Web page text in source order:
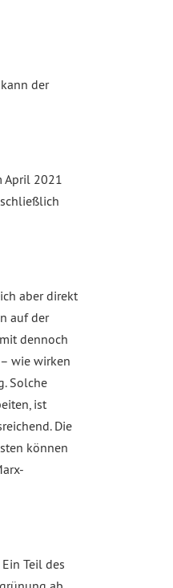
der
April 2021
aber direkt
auf der
dennoch
wie wirken
Solche
ist
Die
können
Teil des